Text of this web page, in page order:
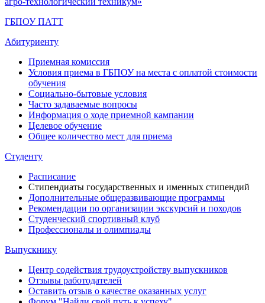
ГБПОУ ПАТТ
Абитуриенту
Приемная комиссия
Условия приема в ГБПОУ на места с оплатой стоимости
обучения
Социально-бытовые условия
Часто задаваемые вопросы
Информация о ходе приемной кампании
Целевое обучение
Общее количество мест для приема
Студенту
Расписание
Стипендиаты государственных и именных стипендий
Дополнительные общеразвивающие программы
Рекомендации по организации экскурсий и походов
Студенческий спортивный клуб
Профессионалы и олимпиады
Выпускнику
Центр содействия трудоустройству выпускников
Отзывы работодателей
Оставить отзыв о качестве оказанных услуг